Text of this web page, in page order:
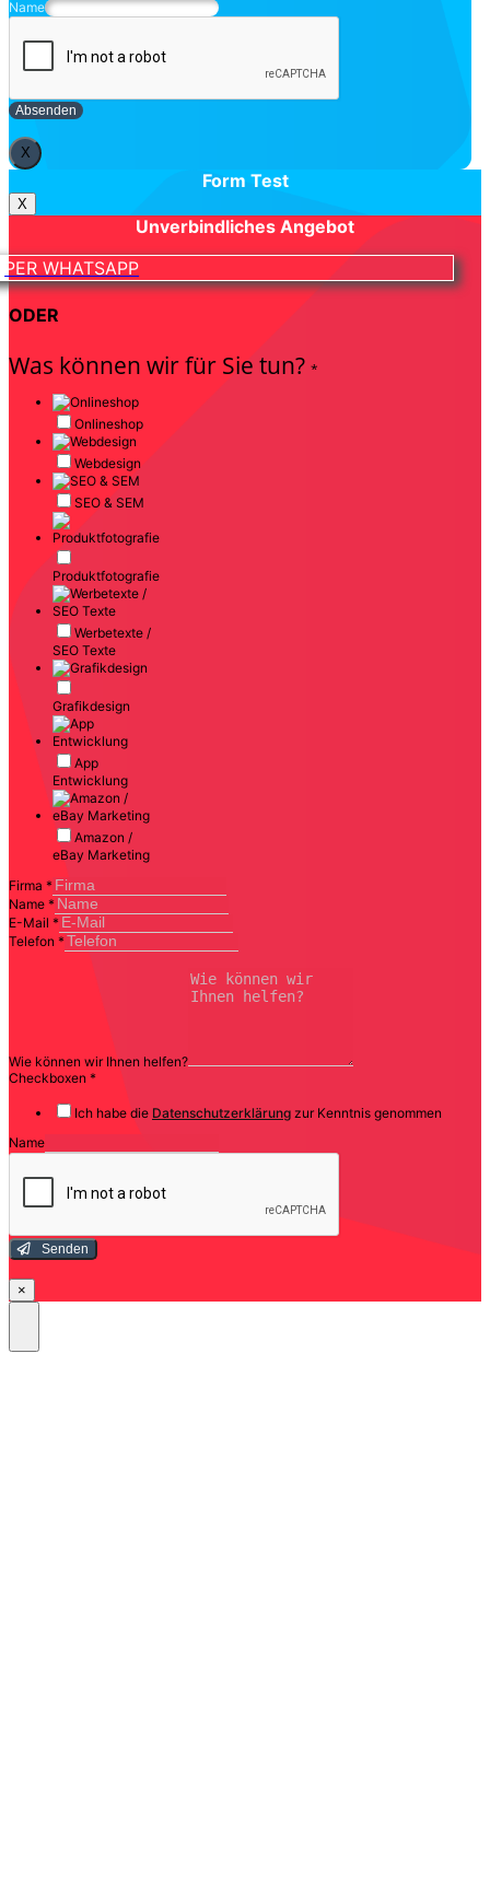
Name
Absenden
X
Form Test
X
Unverbindliches Angebot
PER WHATSAPP
ODER
Was können wir für Sie tun? *
Onlineshop
Webdesign
SEO & SEM
Produktfotografie
Werbetexte /
SEO Texte
Grafikdesign
App
Entwicklung
Amazon /
eBay Marketing
Firma *
Name *
E-Mail *
Telefon *
Wie können wir Ihnen helfen?
Checkboxen *
Ich habe die Datenschutzerklärung zur Kenntnis genommen
Name
Senden
×